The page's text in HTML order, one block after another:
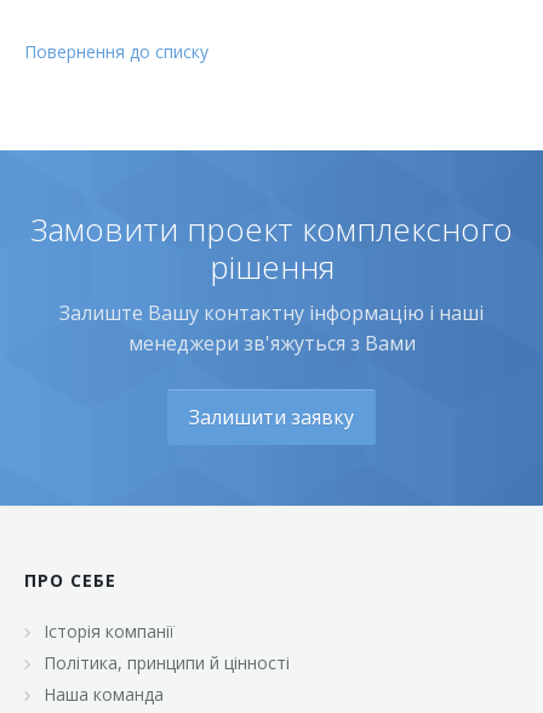
Повернення до списку
Замовити проект комплексного
рішення
Залиште Вашу контактну інформацію і наші
менеджери зв'яжуться з Вами
Залишити заявку
ПРО СЕБЕ
Історія компанії
Політика, принципи й цінності
Наша команда